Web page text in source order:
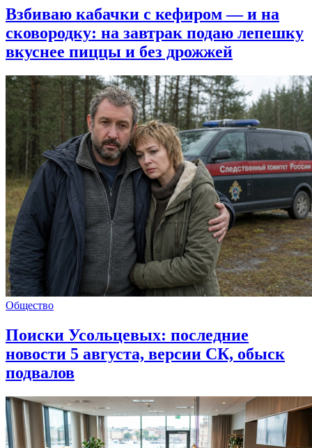
Взбиваю кабачки с кефиром — и на
сковородку: на завтрак подаю лепешку
вкуснее пиццы и без дрожжей
Общество
Поиски Усольцевых: последние
новости 5 августа, версии СК, обыск
подвалов